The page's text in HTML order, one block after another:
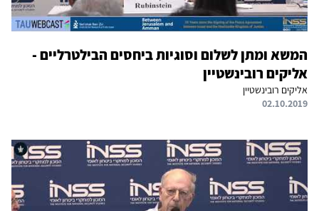
המשא ומתן לשלום וסוגיות ביחסים הבילטרליים -
אליקים רובינשטיין
אליקים רובינשטיין
02.10.2019